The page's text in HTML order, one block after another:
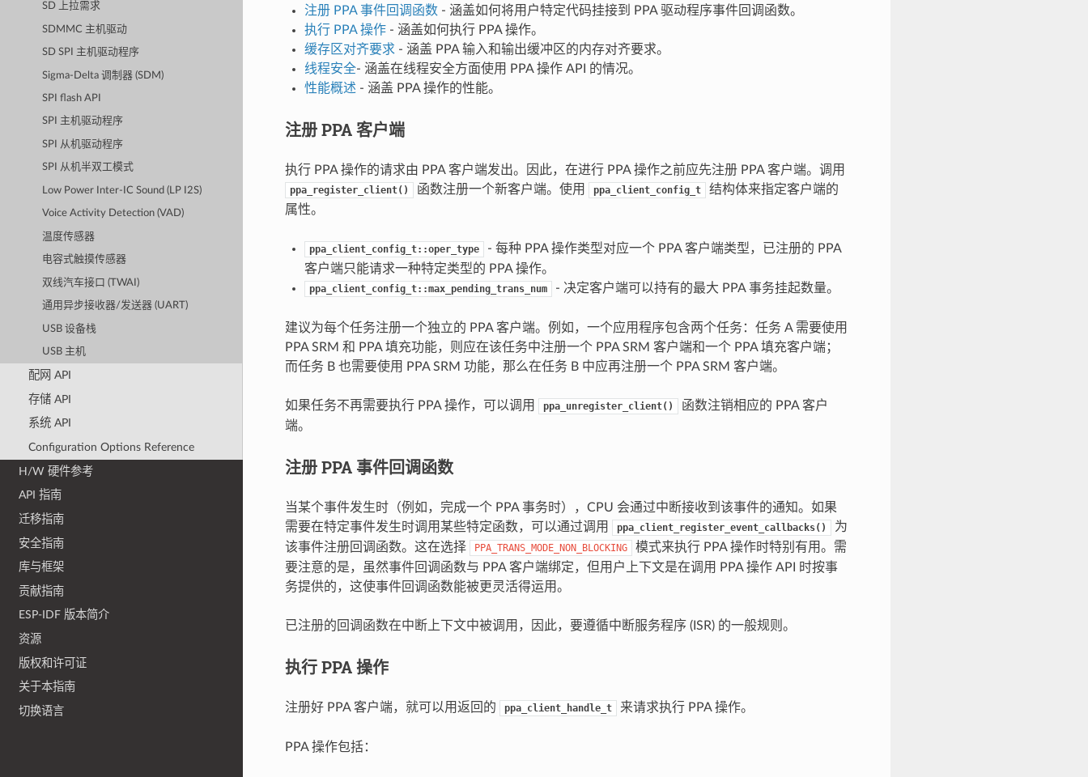
SD 上拉需求
SDMMC 主机驱动
SD SPI 主机驱动程序
Sigma-Delta 调制器 (SDM)
SPI flash API
SPI 主机驱动程序
SPI 从机驱动程序
SPI 从机半双工模式
Low Power Inter-IC Sound (LP I2S)
Voice Activity Detection (VAD)
温度传感器
电容式触摸传感器
双线汽车接口 (TWAI)
通用异步接收器/发送器 (UART)
USB 设备栈
USB 主机
配网 API
存储 API
系统 API
Configuration Options Reference
H/W 硬件参考
API 指南
迁移指南
安全指南
库与框架
贡献指南
ESP-IDF 版本简介
资源
版权和许可证
关于本指南
切换语言
注册 PPA 事件回调函数- 涵盖如何将用户特定代码挂接到 PPA 驱动程序事件回调函数。
执行 PPA 操作- 涵盖如何执行 PPA 操作。
缓存区对齐要求- 涵盖 PPA 输入和输出缓冲区的内存对齐要求。
线程安全- 涵盖在线程安全方面使用 PPA 操作 API 的情况。
性能概述 - 涵盖 PPA 操作的性能。
注册 PPA 客户端
执行 PPA 操作的请求由 PPA 客户端发出。因此，在进行 PPA 操作之前应先注册 PPA 客户端。调用
ppa_register_client() 函数注册一个新客户端。使用 ppa_client_config_t
结构体来指定客户端的
属性。
ppa_client_config_t::oper_type
- 每种 PPA 操作类型对应一个 PPA 客户端类型，已注册的 PPA
客户端只能请求一种特定类型的 PPA 操作。
ppa_client_config_t::max_pending_trans_num - 决定客户端可以持有的最大 PPA 事务挂起数量。
建议为每个任务注册一个独立的 PPA 客户端。例如，一个应用程序包含两个任务：任务 A 需要使用
PPA SRM 和 PPA 填充功能，则应在该任务中注册一个 PPA SRM 客户端和一个 PPA 填充客户端；
而任务 B 也需要使用 PPA SRM 功能，那么在任务 B 中应再注册一个 PPA SRM 客户端。
如果任务不再需要执行 PPA 操作，可以调用 ppa_unregister_client()
函数注销相应的 PPA 客户
端。
注册 PPA 事件回调函数
当某个事件发生时（例如，完成一个 PPA 事务时），CPU 会通过中断接收到该事件的通知。如果
需要在特定事件发生时调用某些特定函数，可以通过调用
ppa_client_register_event_callbacks()
为
该事件注册回调函数。这在选择
PPA_TRANS_MODE_NON_BLOCKING
模式来执行 PPA 操作时特别有用。需
要注意的是，虽然事件回调函数与 PPA 客户端绑定，但用户上下文是在调用 PPA 操作 API 时按事
务提供的，这使事件回调函数能被更灵活得运用。
已注册的回调函数在中断上下文中被调用，因此，要遵循中断服务程序 (ISR) 的一般规则。
执行 PPA 操作
注册好 PPA 客户端，就可以用返回的 ppa_client_handle_t 来请求执行 PPA 操作。
PPA 操作包括：